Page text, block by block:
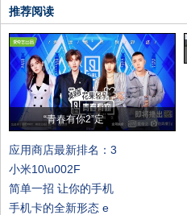
推荐阅读
“青春有你2”定
应用商店最新排名：3
小米10\u002F
简单一招 让你的手机
手机卡的全新形态 e